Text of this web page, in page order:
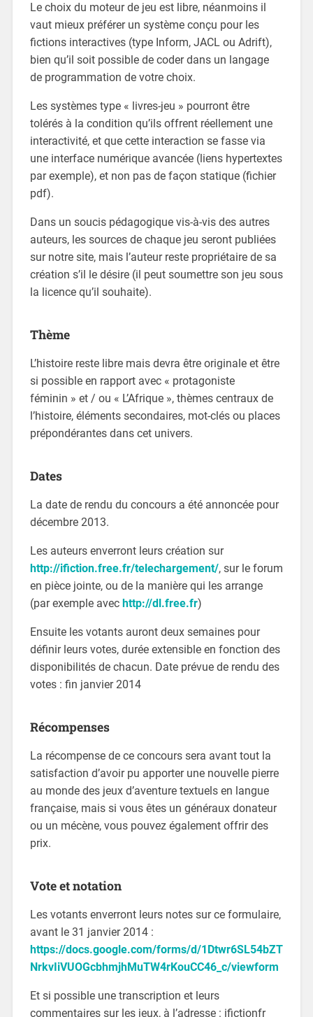
Le choix du moteur de jeu est libre, néanmoins il
vaut mieux préférer un système conçu pour les
fictions interactives (type Inform, JACL ou Adrift),
bien qu’il soit possible de coder dans un langage
de programmation de votre choix.
Les systèmes type « livres-jeu » pourront être
tolérés à la condition qu’ils offrent réellement une
interactivité, et que cette interaction se fasse via
une interface numérique avancée (liens hypertextes
par exemple), et non pas de façon statique (fichier
pdf).
Dans un soucis pédagogique vis-à-vis des autres
auteurs, les sources de chaque jeu seront publiées
sur notre site, mais l’auteur reste propriétaire de sa
création s’il le désire (il peut soumettre son jeu sous
la licence qu’il souhaite).
Thème
L’histoire reste libre mais devra être originale et être
si possible en rapport avec « protagoniste
féminin » et / ou « L’Afrique », thèmes centraux de
l’histoire, éléments secondaires, mot-clés ou places
prépondérantes dans cet univers.
Dates
La date de rendu du concours a été annoncée pour
décembre 2013.
Les auteurs enverront leurs création sur
http://ifiction.free.fr/telechargement/, sur le forum
en pièce jointe, ou de la manière qui les arrange
(par exemple avec http://dl.free.fr)
Ensuite les votants auront deux semaines pour
définir leurs votes, durée extensible en fonction des
disponibilités de chacun. Date prévue de rendu des
votes : fin janvier 2014
Récompenses
La récompense de ce concours sera avant tout la
satisfaction d’avoir pu apporter une nouvelle pierre
au monde des jeux d’aventure textuels en langue
française, mais si vous êtes un généraux donateur
ou un mécène, vous pouvez également offrir des
prix.
Vote et notation
Les votants enverront leurs notes sur ce formulaire,
avant le 31 janvier 2014 :
https://docs.google.com/forms/d/1Dtwr6SL54bZT
NrkvIiVUOGcbhmjhMuTW4rKouCC46_c/viewform
Et si possible une transcription et leurs
commentaires sur les jeux, à l’adresse : ifictionfr